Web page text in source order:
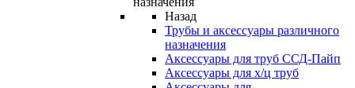
Назад
Трубы и аксессуары различного
назначения
Аксессуары для труб ССД-Пайп
Аксессуары для х/ц труб